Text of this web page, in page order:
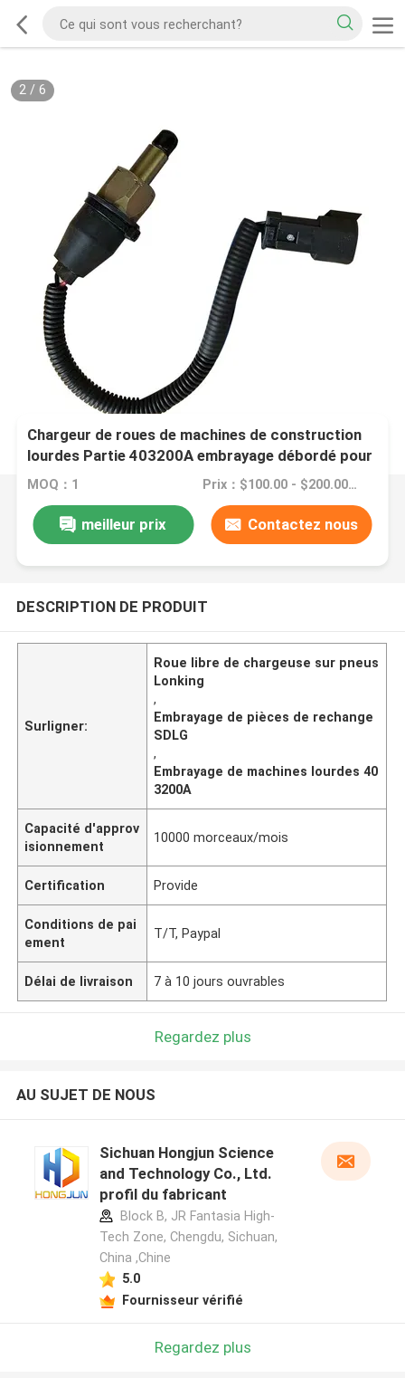
2/ 6
Chargeur de roues de machines de construction
lourdes Partie 403200A embrayage débordé pour
l'allongement
MOQ：1 Prix：$100.00 - $200.00/pieces
meilleur prix Contactez nous
DESCRIPTION DE PRODUIT
Surligner:
Roue libre de chargeuse sur pneus
Lonking
,
Embrayage de pièces de rechange
SDLG
,
Embrayage de machines lourdes 40
3200A
Capacité d'approv
isionnement
10000 morceaux/mois
Certification Provide
Conditions de pai
ement
T/T, Paypal
Délai de livraison 7 à 10 jours ouvrables
Regardez plus
AU SUJET DE NOUS
Sichuan Hongjun Science
and Technology Co., Ltd.
profil du fabricant
Block B, JR Fantasia High-
Tech Zone, Chengdu, Sichuan,
China ,Chine
5.0
Fournisseur vérifié
Regardez plus